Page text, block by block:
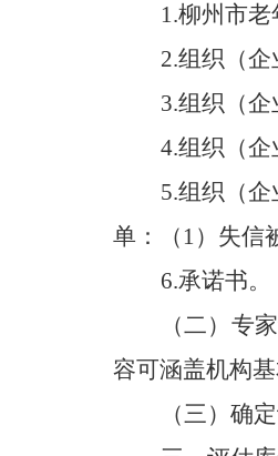
1.柳州市老
2.组织（
3.组织（
4.组织（企
5.组织（企
单：（1）失信
6.承诺书。
（二）专
容可涵盖机构
（三）确